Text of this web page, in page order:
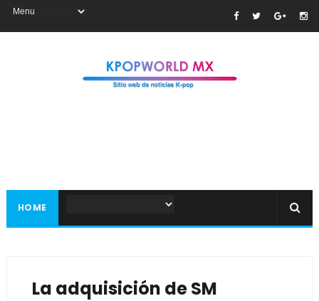
HOME
La adquisición de SM